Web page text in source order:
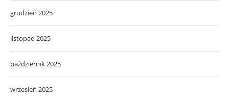
grudzień 2025
listopad 2025
październik 2025
wrzesień 2025